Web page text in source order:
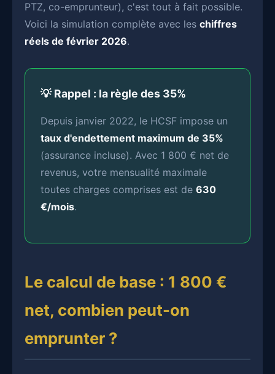
PTZ, co-emprunteur), c'est tout à fait possible.
Voici la simulation complète avec les chiffres
réels de février 2026.
💡 Rappel : la règle des 35%
Depuis janvier 2022, le HCSF impose un
taux d'endettement maximum de 35%
(assurance incluse). Avec 1 800 € net de
revenus, votre mensualité maximale
toutes charges comprises est de 630
€/mois.
Le calcul de base : 1 800 €
net, combien peut-on
emprunter ?